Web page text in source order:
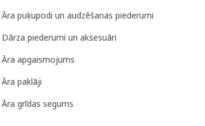
Āra puķupodi un audzēšanas piederumi
Dārza piederumi un aksesuāri
Āra apgaismojums
Āra paklāji
Āra grīdas segums